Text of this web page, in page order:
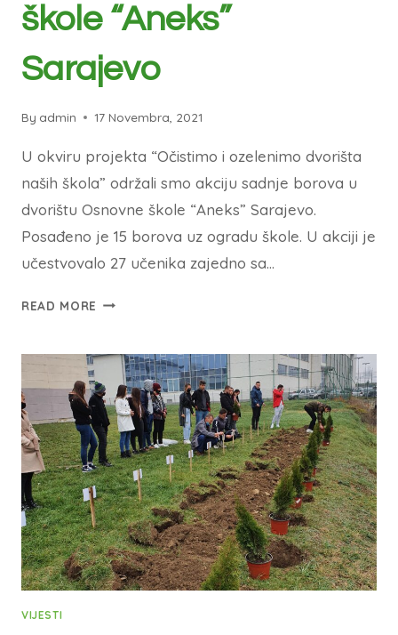
škole “Aneks”
Sarajevo
By admin 17 Novembra, 2021
U okviru projekta “Očistimo i ozelenimo dvorišta
naših škola” održali smo akciju sadnje borova u
dvorištu Osnovne škole “Aneks” Sarajevo.
Posađeno je 15 borova uz ogradu škole. U akciji je
učestvovalo 27 učenika zajedno sa…
READ MORE
VIJESTI